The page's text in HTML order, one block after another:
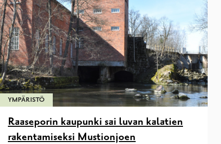
YMPÄRISTÖ
Raaseporin kaupunki sai luvan kalatien
rakentamiseksi Mustionjoen